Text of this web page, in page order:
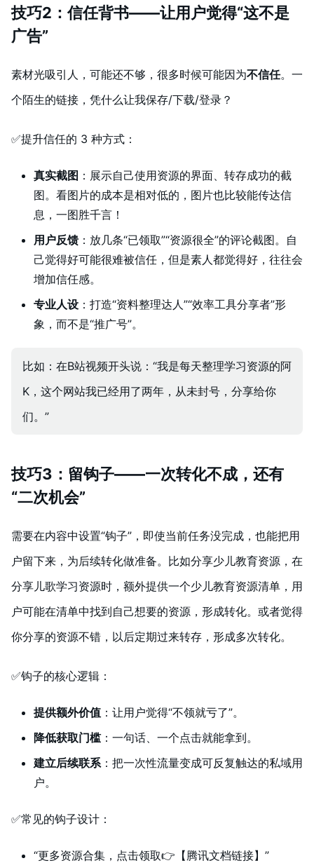
技巧2：信任背书——让用户觉得“这不是
广告”
素材光吸引人，可能还不够，很多时候可能因为不信任。一
个陌生的链接，凭什么让我保存/下载/登录？
✅提升信任的 3 种方式：
真实截图 ：展示自己使用资源的界面、转存成功的截
图。看图片的成本是相对低的，图片也比较能传达信
息，一图胜千言！
用户反馈 ：放几条“已领取”“资源很全”的评论截图。自
己觉得好可能很难被信任，但是素人都觉得好，往往会
增加信任感。
专业人设 ：打造“资料整理达人”“效率工具分享者”形
象，而不是“推广号”。
比如：在B站视频开头说：“我是每天整理学习资源的阿
K，这个网站我已经用了两年，从未封号，分享给你
们。”
技巧3：留钩子——一次转化不成，还有
“二次机会”
需要在内容中设置“钩子”，即使当前任务没完成，也能把用
户留下来，为后续转化做准备。比如分享少儿教育资源，在
分享儿歌学习资源时，额外提供一个少儿教育资源清单，用
户可能在清单中找到自己想要的资源，形成转化。或者觉得
你分享的资源不错，以后定期过来转存，形成多次转化。
✅钩子的核心逻辑：
提供额外价值 ：让用户觉得“不领就亏了”。
降低获取门槛：一句话、一个点击就能拿到。
建立后续联系：把一次性流量变成可反复触达的私域用
户。
✅常见的钩子设计：
“更多资源合集，点击领取👉【腾讯文档链接】”